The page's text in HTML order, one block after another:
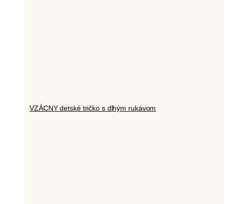
VZÁCNY detské tričko s dlhým rukávom